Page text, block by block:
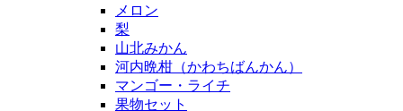
メロン
梨
山北みかん
河内晩柑（かわちばんかん）
マンゴー・ライチ
果物セット